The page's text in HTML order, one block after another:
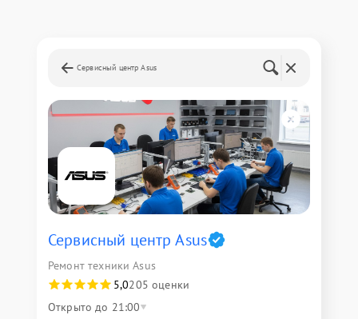
Сервисный центр Asus
Сервисный центр Asus
Ремонт техники Asus
5,0205 оценки
Открыто до 21:00